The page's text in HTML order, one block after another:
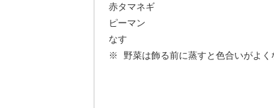
赤タマネギ
ピーマン
なす
※ 野菜は飾る前に蒸すと色合いがよく